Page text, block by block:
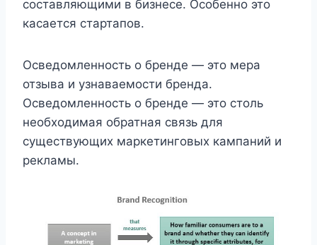
составляющими в бизнесе. Особенно это
касается стартапов.
Осведомленность о бренде — это мера
отзыва и узнаваемости бренда.
Осведомленность о бренде — это столь
необходимая обратная связь для
существующих маркетинговых кампаний и
рекламы.